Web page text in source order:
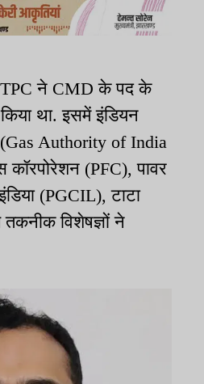
ने CMD के पद के
किया था. इसमें इंडियन
Authority of India
कॉरपोरेशन (PFC), पावर
(PGCIL), टाटा
विशेषज्ञों ने